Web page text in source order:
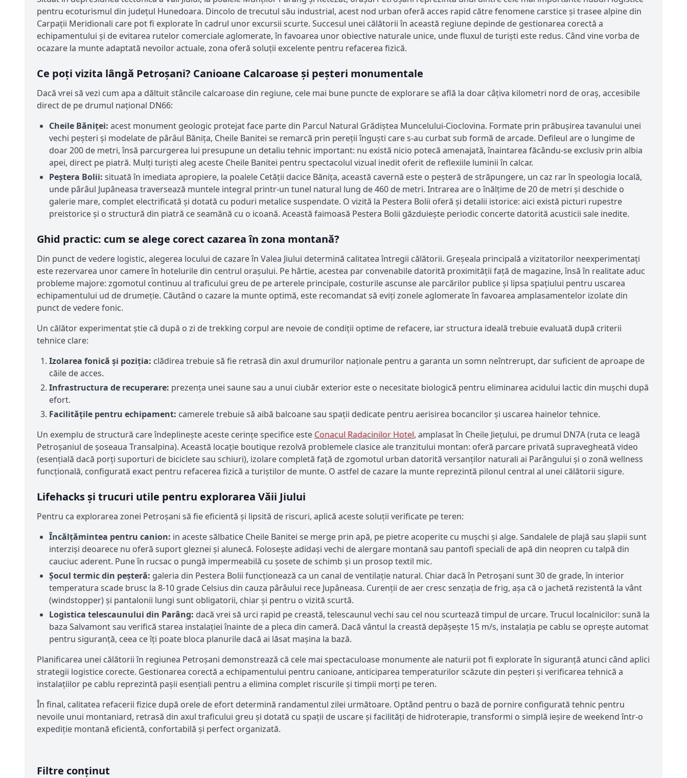
pentru ecoturismul din județul Hunedoara. Dincolo de trecutul său industrial, acest nod urban oferă acces rapid către fenomene carstice și trasee alpine din
Carpații Meridionali care pot fi explorate în cadrul unor excursii scurte. Succesul unei călătorii în această regiune depinde de gestionarea corectă a
echipamentului și de evitarea rutelor comerciale aglomerate, în favoarea unor obiective naturale unice, unde fluxul de turiști este redus. Când vine vorba de
ocazare la munte adaptată nevoilor actuale, zona oferă soluții excelente pentru refacerea fizică.
Ce poți vizita lângă Petroșani? Canioane Calcaroase și peșteri monumentale
Dacă vrei să vezi cum apa a dăltuit stâncile calcaroase din regiune, cele mai bune puncte de explorare se află la doar câțiva kilometri nord de oraș, accesibile
direct de pe drumul național DN66:
Cheile Băniței: acest monument geologic protejat face parte din Parcul Natural Grădiștea Muncelului-Cioclovina. Formate prin prăbușirea tavanului unei
vechi peșteri și modelate de pârâul Bănița, Cheile Banitei se remarcă prin pereții înguști care s-au curbat sub formă de arcade. Defileul are o lungime de
doar 200 de metri, însă parcurgerea lui presupune un detaliu tehnic important: nu există nicio potecă amenajată, înaintarea făcându-se exclusiv prin albia
apei, direct pe piatră. Mulți turiști aleg aceste Cheile Banitei pentru spectacolul vizual inedit oferit de reflexiile luminii în calcar.
Peștera Bolii: situată în imediata apropiere, la poalele Cetății dacice Bănița, această cavernă este o peșteră de străpungere, un caz rar în speologia locală,
unde pârâul Jupâneasa traversează muntele integral printr-un tunel natural lung de 460 de metri. Intrarea are o înălțime de 20 de metri și deschide o
galerie mare, complet electrificată și dotată cu poduri metalice suspendate. O vizită la Pestera Bolii oferă și detalii istorice: aici există picturi rupestre
preistorice și o structură din piatră ce seamănă cu o icoană. Această faimoasă Pestera Bolii găzduiește periodic concerte datorită acusticii sale inedite.
Ghid practic: cum se alege corect cazarea în zona montană?
Din punct de vedere logistic, alegerea locului de cazare în Valea Jiului determină calitatea întregii călătorii. Greșeala principală a vizitatorilor neexperimentați
este rezervarea unor camere în hotelurile din centrul orașului. Pe hârtie, acestea par convenabile datorită proximității față de magazine, însă în realitate aduc
probleme majore: zgomotul continuu al traficului greu de pe arterele principale, costurile ascunse ale parcărilor publice și lipsa spațiului pentru uscarea
echipamentului ud de drumeție. Căutând o cazare la munte optimă, este recomandat să eviți zonele aglomerate în favoarea amplasamentelor izolate din
punct de vedere fonic.
Un călător experimentat știe că după o zi de trekking corpul are nevoie de condiții optime de refacere, iar structura ideală trebuie evaluată după criterii
tehnice clare:
Izolarea fonică și poziția: clădirea trebuie să fie retrasă din axul drumurilor naționale pentru a garanta un somn neîntrerupt, dar suficient de aproape de
căile de acces.
Infrastructura de recuperare: prezența unei saune sau a unui ciubăr exterior este o necesitate biologică pentru eliminarea acidului lactic din mușchi după
efort.
Facilitățile pentru echipament: camerele trebuie să aibă balcoane sau spații dedicate pentru aerisirea bocancilor și uscarea hainelor tehnice.
Un exemplu de structură care îndeplinește aceste cerințe specifice este Conacul Radacinilor Hotel, amplasat în Cheile Jiețului, pe drumul DN7A (ruta ce leagă
Petroșaniul de șoseaua Transalpina). Această locație boutique rezolvă problemele clasice ale tranzitului montan: oferă parcare privată supravegheată video
(esențială dacă porți suporturi de biciclete sau schiuri), izolare completă față de zgomotul urban datorită versanților naturali ai Parângului și o zonă wellness
funcțională, configurată exact pentru refacerea fizică a turiștilor de munte. O astfel de cazare la munte reprezintă pilonul central al unei călătorii sigure.
Lifehacks și trucuri utile pentru explorarea Văii Jiului
Pentru ca explorarea zonei Petroșani să fie eficientă și lipsită de riscuri, aplică aceste soluții verificate pe teren:
Încălțămintea pentru canion: in aceste sălbatice Cheile Banitei se merge prin apă, pe pietre acoperite cu mușchi și alge. Sandalele de plajă sau șlapii sunt
interziși deoarece nu oferă suport gleznei și alunecă. Folosește adidași vechi de alergare montană sau pantofi speciali de apă din neopren cu talpă din
cauciuc aderent. Pune în rucsac o pungă impermeabilă cu șosete de schimb și un prosop textil mic.
Șocul termic din peșteră: galeria din Pestera Bolii funcționează ca un canal de ventilație natural. Chiar dacă în Petroșani sunt 30 de grade, în interior
temperatura scade brusc la 8-10 grade Celsius din cauza pârâului rece Jupâneasa. Curenții de aer cresc senzația de frig, așa că o jachetă rezistentă la vânt
(windstopper) și pantalonii lungi sunt obligatorii, chiar și pentru o vizită scurtă.
Logistica telescaunului din Parâng: dacă vrei să urci rapid pe creastă, telescaunul vechi sau cel nou scurtează timpul de urcare. Trucul localnicilor: sună la
baza Salvamont sau verifică starea instalației înainte de a pleca din cameră. Dacă vântul la creastă depășește 15 m/s, instalația pe cablu se oprește automat
pentru siguranță, ceea ce îți poate bloca planurile dacă ai lăsat mașina la bază.
Planificarea unei călătorii în regiunea Petroșani demonstrează că cele mai spectaculoase monumente ale naturii pot fi explorate în siguranță atunci când aplici
strategii logistice corecte. Gestionarea corectă a echipamentului pentru canioane, anticiparea temperaturilor scăzute din peșteri și verificarea tehnică a
instalațiilor pe cablu reprezintă pașii esențiali pentru a elimina complet riscurile și timpii morți pe teren.
În final, calitatea refacerii fizice după orele de efort determină randamentul zilei următoare. Optând pentru o bază de pornire configurată tehnic pentru
nevoile unui montaniard, retrasă din axul traficului greu și dotată cu spații de uscare și facilități de hidroterapie, transformi o simplă ieșire de weekend într-o
expediție montană eficientă, confortabilă și perfect organizată.
Filtre conținut